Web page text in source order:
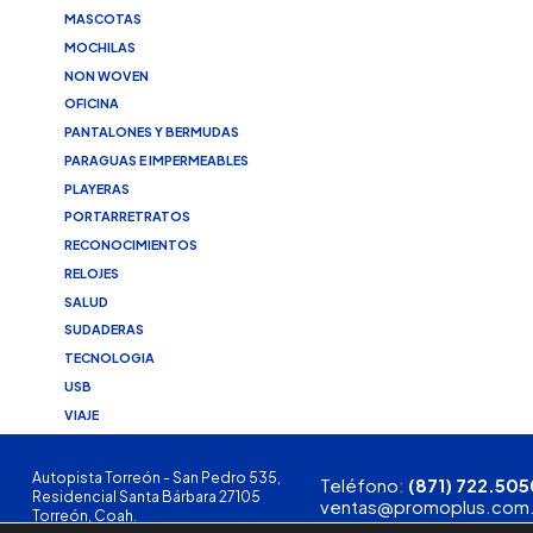
MASCOTAS
MOCHILAS
NON WOVEN
OFICINA
PANTALONES Y BERMUDAS
PARAGUAS E IMPERMEABLES
PLAYERAS
PORTARRETRATOS
RECONOCIMIENTOS
RELOJES
SALUD
SUDADERAS
TECNOLOGIA
USB
VIAJE
Autopista Torreón - San Pedro 535,
Residencial Santa Bárbara 27105
Torreón, Coah.
Teléfono: (871)